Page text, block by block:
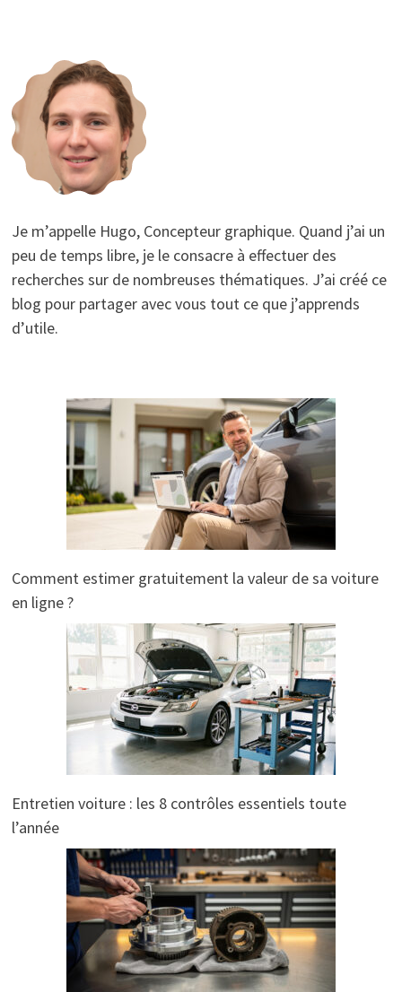
Je m’appelle Hugo, Concepteur graphique. Quand j’ai un
peu de temps libre, je le consacre à effectuer des
recherches sur de nombreuses thématiques. J’ai créé ce
blog pour partager avec vous tout ce que j’apprends
d’utile.
Comment estimer gratuitement la valeur de sa voiture
en ligne ?
Entretien voiture : les 8 contrôles essentiels toute
l’année